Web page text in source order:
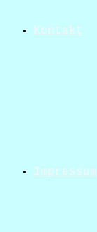
Kontakt
Impressum